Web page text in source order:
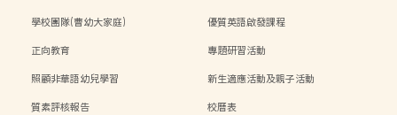
學校團隊(曹幼大家庭)
優質英語啟發課程
正向教育
專題研習活動
照顧非華語幼兒學習
新生適應活動及親子活動
質素評核報告
校曆表